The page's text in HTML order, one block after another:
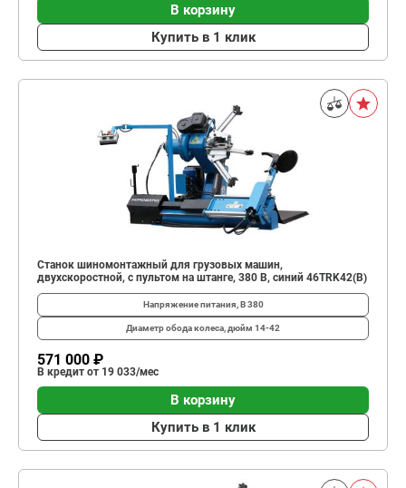
В корзину
Купить в 1 клик
Станок шиномонтажный для грузовых машин,
двухскоростной, с пультом на штанге, 380 В, синий 46TRK42(B)
Напряжение питания, В380
Диаметр обода колеса, дюйм 14-42
571 000 ₽
В кредит от 19 033/мес
В корзину
Купить в 1 клик